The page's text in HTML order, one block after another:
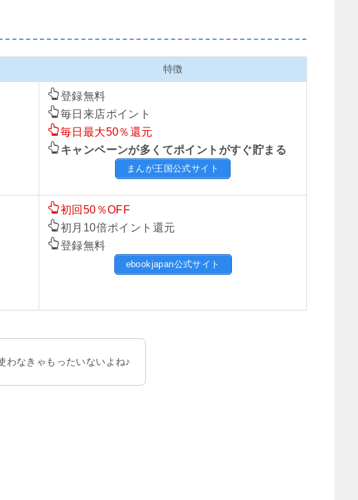
特徴
登録無料
毎日来店ポイント
毎日最大50％還元
キャンペーンが多くてポイントがすぐ貯まる
まんが王国公式サイト
初回50％OFF
初月10倍ポイント還元
登録無料
ebookjapan公式サイト
わなきゃもったいないよね♪